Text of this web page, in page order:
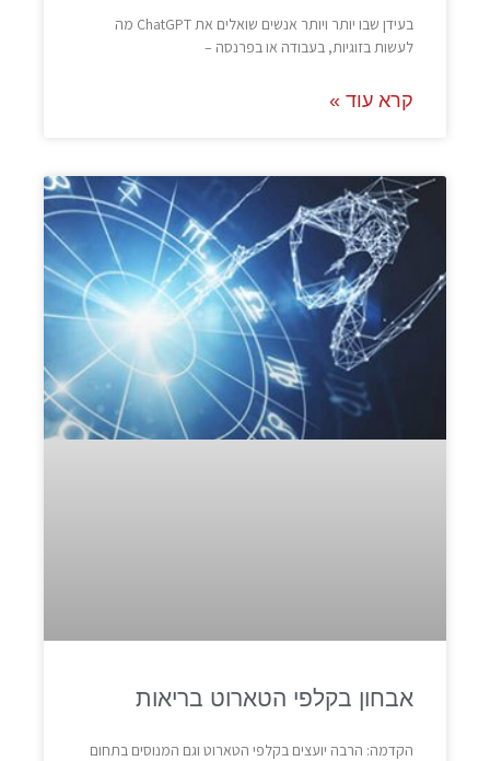
בעידן שבו יותר ויותר אנשים שואלים את ChatGPT מה
לעשות בזוגיות, בעבודה או בפרנסה –
קרא עוד »
אבחון בקלפי הטארוט בריאות
הקדמה: הרבה יועצים בקלפי הטארוט וגם המנוסים בתחום